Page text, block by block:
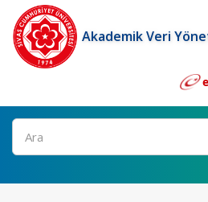
Akademik Veri
Ara